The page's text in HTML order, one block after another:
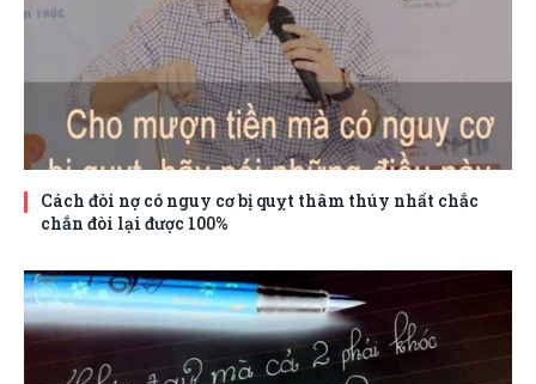
Cách đòi nợ có nguy cơ bị quỵt thâm thúy nhất chắc
chắn đòi lại được 100%